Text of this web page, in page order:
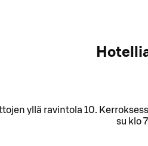
yllä ravintola 10.
su klo